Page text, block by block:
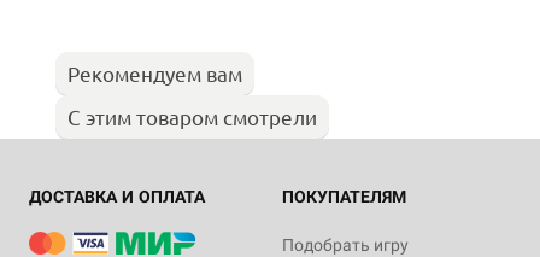
Рекомендуем вам
С этим товаром смотрели
ДОСТАВКА И ОПЛАТА ПОКУПАТЕЛЯМ
Подобрать игру